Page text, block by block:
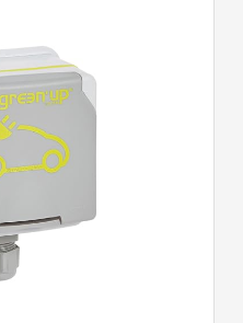
conforme à la norme
à tous les EV et
aux modèles
E-Tron, ZOE, Kona, Leaf,
Résistant à l'eau - IP54,
à la flexion. Testé avec
capacité de charge de 2
mètre, évitant les risques